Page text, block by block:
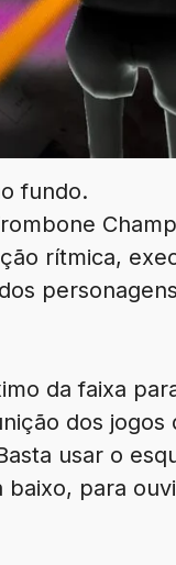
fundo.
rítmica,
da faixa
dos jogos
usar o
para